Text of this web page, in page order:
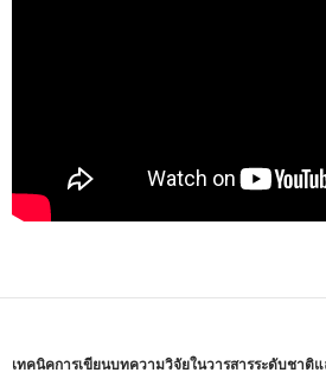
เทคนิคการเขียนบทความวิจัยในวารสารระดับชาติ